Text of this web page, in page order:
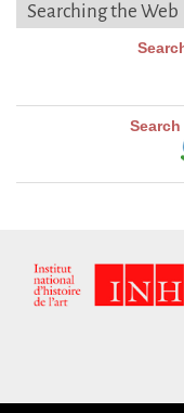
Searching the Web